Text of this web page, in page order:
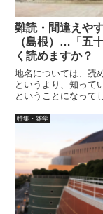
難読・間違えや
（島根）…「五
く読めますか？
地名については、読
というより、知って
ということになって
って地名があります
めますか？答えは本
ます。知らないと読
ね？
特集・雑学